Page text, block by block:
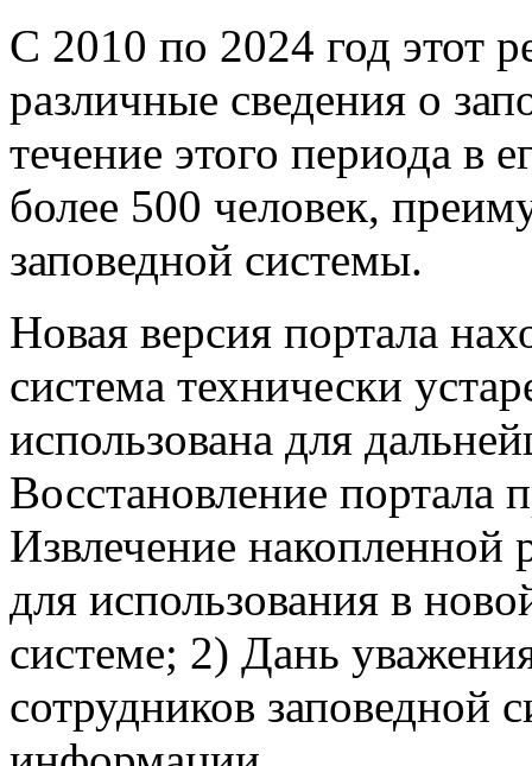
С 2010 по 2024 год этот
различные сведения о
течение этого периода в
более 500 человек,
заповедной системы.
Новая версия портала
система технически
использована для
Восстановление портала
Извлечение
для использования в
системе; 2) Дань
сотрудников заповедной